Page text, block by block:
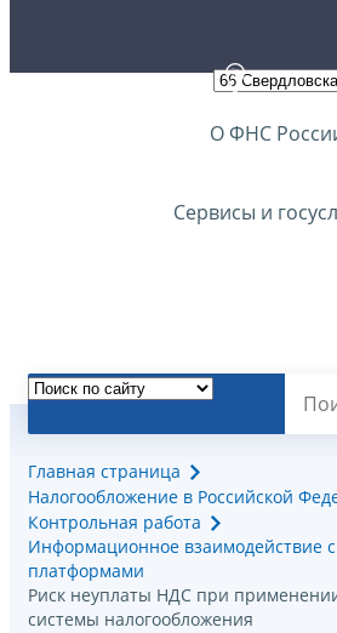
О ФНС
Сервисы и
Главная страница
Налогообложение в Российской
Контрольная работа
Информационное взаимодействие
платформами
Риск неуплаты НДС при
системы налогообложения